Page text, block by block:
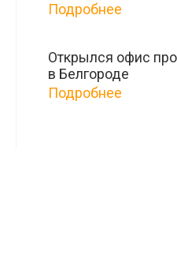
Подробнее
Открылся офис
в Белгороде
Подробнее